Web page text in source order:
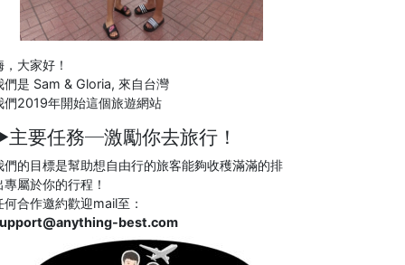
，大家好！
們是 Sam & Gloria, 來自台灣
們2019年開始這個旅遊網站
主要任務─激勵你去旅行！
們的目標是幫助想自由行的旅客能夠收穫滿滿的排
專屬於你的行程！
何合作邀約歡迎mail至：
best.com